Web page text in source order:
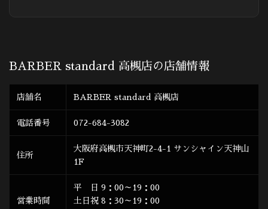
BARBER standard 高槻店の店舗情報
店舗名 BARBER standard 高槻店
電話番号 072-684-3082
住所
大阪府高槻市天神町2-4-1 サンシャイン天神山
1F
営業時間
平 日 9：00～19：00
土日祝 8：30～19：00